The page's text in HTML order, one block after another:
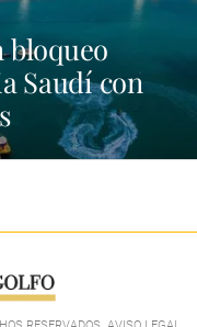
bloqueo
Saudí con